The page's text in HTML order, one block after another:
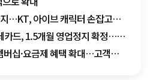
…KT, 아이브 캐릭터 손잡고
카드, 1.5개월 영업정지 확정…
버십·요금제 혜택 확대…고객